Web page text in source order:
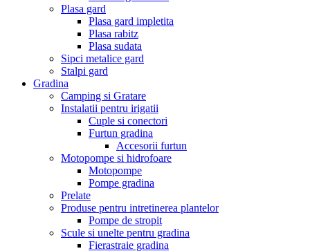
Plasa gard
Plasa gard impletita
Plasa rabitz
Plasa sudata
Sipci metalice gard
Stalpi gard
Gradina
Camping si Gratare
Instalatii pentru irigatii
Cuple si conectori
Furtun gradina
Accesorii furtun
Motopompe si hidrofoare
Motopompe
Pompe gradina
Prelate
Produse pentru intretinerea plantelor
Pompe de stropit
Scule si unelte pentru gradina
Fierastraie gradina